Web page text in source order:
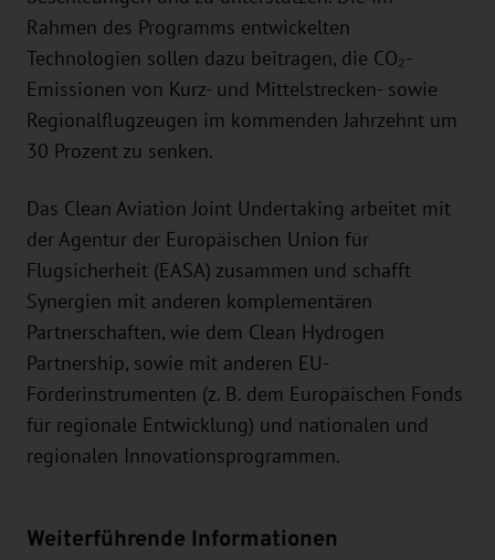
Rahmen des Programms entwickelten
Technologien sollen dazu beitragen, die CO₂-
Emissionen von Kurz- und Mittelstrecken- sowie
Regionalflugzeugen im kommenden Jahrzehnt um
30 Prozent zu senken.
Das Clean Aviation Joint Undertaking arbeitet mit
der Agentur der Europäischen Union für
Flugsicherheit (EASA) zusammen und schafft
Synergien mit anderen komplementären
Partnerschaften, wie dem Clean Hydrogen
Partnership, sowie mit anderen EU-
Förderinstrumenten (z. B. dem Europäischen Fonds
für regionale Entwicklung) und nationalen und
regionalen Innovationsprogrammen.
Weiterführende Informationen